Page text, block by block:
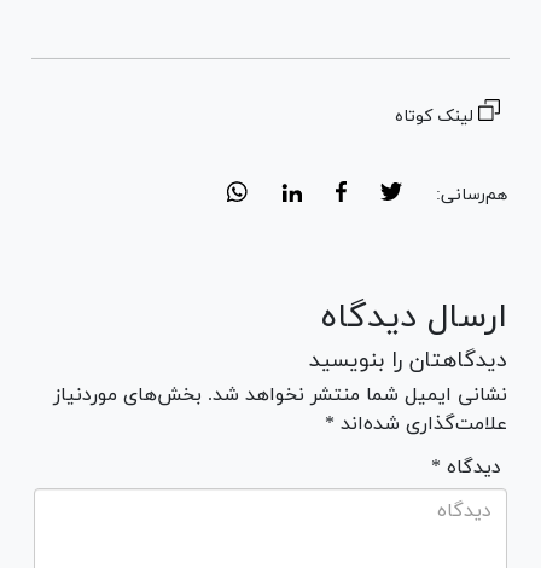
لینک کوتاه
هم‌رسانی:
ارسال دیدگاه
دیدگاهتان را بنویسید
نشانی ایمیل شما منتشر نخواهد شد. بخش‌های موردنیاز
علامت‌گذاری شده‌اند *
* دیدگاه